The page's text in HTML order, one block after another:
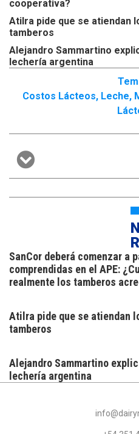
cooperativa?
Atilra pide que se atiendan
tamberos
Alejandro Sammartino
lechería argentina
Costos Lácteos, Leche,
SanCor deberá comenzar a
comprendidas en el APE:
realmente los tamberos
Atilra pide que se atiendan
tamberos
Alejandro Sammartino
lechería argentina